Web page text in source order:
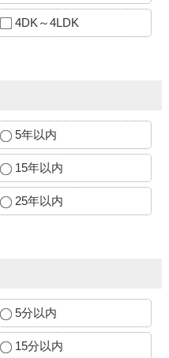
4DK～4LDK
5年以内
15年以内
25年以内
5分以内
15分以内